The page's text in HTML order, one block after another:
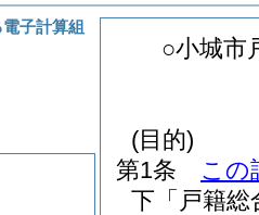
○小城市
(目的)
第1条
この
下「戸籍
子計算組